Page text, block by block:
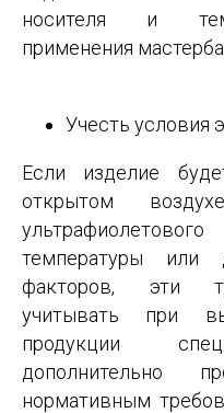
носителя и
применения
Учесть условия
Если изделие
открытом
температуры или
факторов, эти
учитывать при
продукции
дополнительно
нормативным